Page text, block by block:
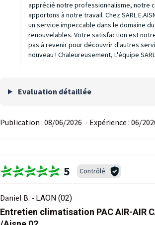
apprécié notre professionnalisme, notre
apportons à notre travail. Chez SARL
un service impeccable dans le domaine
renouvelables. Votre satisfaction est
pas à revenir pour découvrir d'autres
nouveau ! Chaleureusement, L'équipe SARL
Evaluation détaillée
Publication : 08/06/2026 - Expérience : 06/
5 Contrôlé
Daniel B. - LAON (02)
Entretien climatisation PAC AIR-AIR